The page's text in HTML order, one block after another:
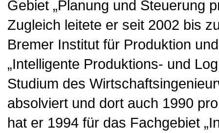
Gebiet „Planung und Steuerung
Zugleich leitete er seit 2002 bis
Bremer Institut für Produktion
„Intelligente Produktions- und
Studium des
absolviert und dort auch 1990
hat er 1994 für das Fachgebiet